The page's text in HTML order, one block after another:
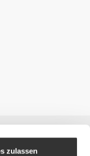
zulassen